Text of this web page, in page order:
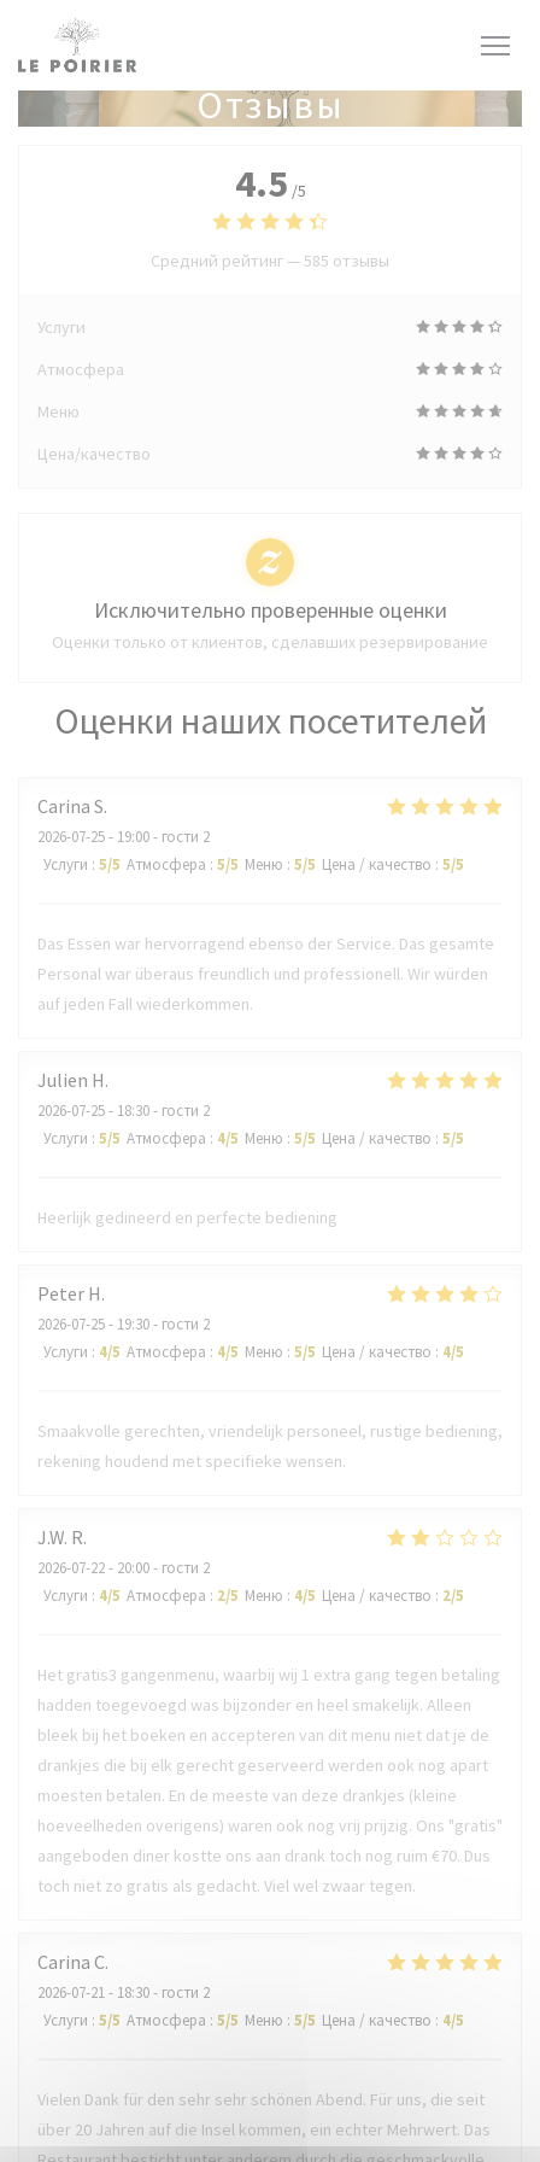
Панель управления cookies
Отзывы
Оценки наших посетителей
Carina S
2026-07-25- 19:00 - гости 2
Услуги : 5/5 Атмосфера : 5/5 Меню : 5/5 Цена / качество : 5/5
Das Essen war hervorragend ebenso der Service. Das gesamte
Personal war überaus freundlich und professionell. Wir würden
auf jeden Fall wiederkommen.
Julien H
2026-07-25- 18:30 - гости 2
Услуги : 5/5 Атмосфера : 4/5 Меню : 5/5 Цена / качество : 5/5
Heerlijk gedineerd en perfecte bediening
Peter H
2026-07-25- 19:30 - гости 2
Услуги : 4/5 Атмосфера : 4/5 Меню : 5/5 Цена / качество : 4/5
Smaakvolle gerechten, vriendelijk personeel, rustige bediening,
rekening houdend met specifieke wensen.
J.W. R
2026-07-22- 20:00 - гости 2
Услуги : 4/5 Атмосфера : 2/5 Меню : 4/5 Цена / качество : 2/5
Het gratis3 gangenmenu, waarbij wij 1 extra gang tegen betaling
hadden toegevoegd was bijzonder en heel smakelijk. Alleen
bleek bij het boeken en accepteren van dit menu niet dat je de
drankjes die bij elk gerecht geserveerd werden ook nog apart
moesten betalen. En de meeste van deze drankjes (kleine
hoeveelheden overigens) waren ook nog vrij prijzig. Ons "gratis"
aangeboden diner kostte ons aan drank toch nog ruim €70. Dus
toch niet zo gratis als gedacht. Viel wel zwaar tegen.
Carina C
2026-07-21- 18:30 - гости 2
Услуги : 5/5 Атмосфера : 5/5 Меню : 5/5 Цена / качество : 4/5
Vielen Dank für den sehr sehr schönen Abend. Für uns, die seit
über 20 Jahren auf die Insel kommen, ein echter Mehrwert. Das
4.5 /5
Средний рейтинг —585 отзывы
Услуги
Атмосфера
Меню
Цена/качество
Исключительно проверенные оценки
Оценки только от клиентов, сделавших резервирование